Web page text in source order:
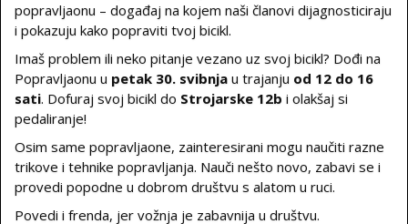
popravljaonu – događaj na kojem naši članovi dijagnosticiraju
i pokazuju kako popraviti tvoj bicikl.
Imaš problem ili neko pitanje vezano uz svoj bicikl? Dođi na
Popravljaonu u petak 30. svibnja u trajanju od 12 do 16
sati. Dofuraj svoj bicikl do Strojarske 12b i olakšaj si
pedaliranje!
Osim same popravljaone, zainteresirani mogu naučiti razne
trikove i tehnike popravljanja. Nauči nešto novo, zabavi se i
provedi popodne u dobrom društvu s alatom u ruci.
Povedi i frenda, jer vožnja je zabavnija u društvu.